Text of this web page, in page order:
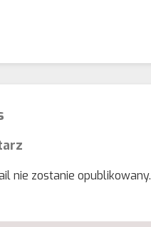
nie zostanie opublikowany.